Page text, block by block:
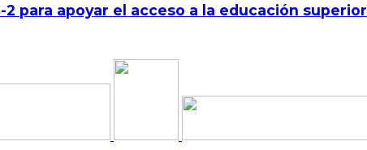
para apoyar el acceso a la educación superior